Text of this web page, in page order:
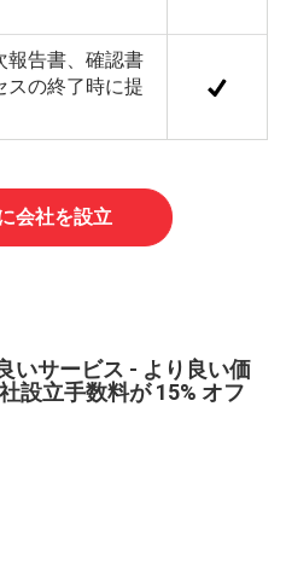
報告書、確認書
スの終了時に提
会社を設立
いサービス - より良い価
設立手数料が 15% オフ